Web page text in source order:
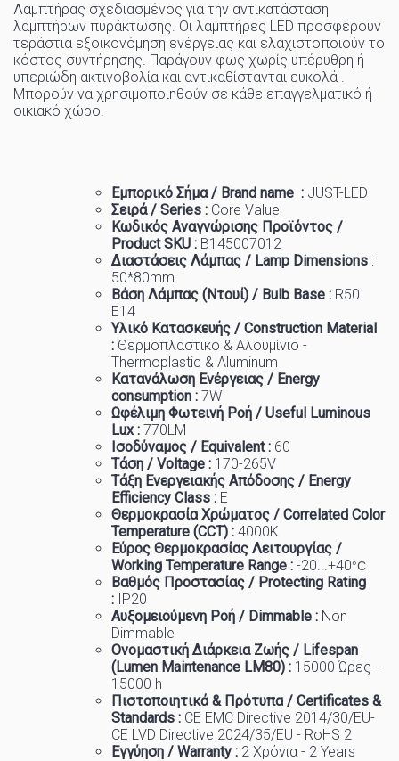
Λαμπτήρας σχεδιασμένος για την αντικατάσταση
λαμπτήρων πυράκτωσης. Οι λαμπτήρες LED προσφέρουν
τεράστια εξοικονόμηση ενέργειας και ελαχιστοποιούν το
κόστος συντήρησης. Παράγουν φως χωρίς υπέρυθρη ή
υπεριώδη ακτινοβολία και αντικαθίστανται ευκολά .
Μπορούν να χρησιμοποιηθούν σε κάθε επαγγελματικό ή
οικιακό χώρo.
Εμπορικό Σήμα / Brand name : JUST-LED
Σειρά / Series : Core Value
Κωδικός Αναγνώρισης Προϊόντος /
Product SKU : B145007012
Διαστάσεις Λάμπας / Lamp Dimensions :
50*80mm
Βάση Λάμπας (Ντουί) / Bulb Base : R50
E14
Υλικό Κατασκευής / Construction Material
: Θερμοπλαστικό & Αλουμίνιο -
Thermoplastic & Aluminum
Κατανάλωση Ενέργειας / Energy
consumption : 7W
Ωφέλιμη Φωτεινή Ροή / Useful Luminous
Lux : 770LM
Ισοδύναμος / Equivalent : 60
Τάση / Voltage : 170-265V
Τάξη Ενεργειακής Απόδοσης / Energy
Efficiency Class : Ε
Θερμοκρασία Χρώματος / Correlated Color
Temperature (CCT) : 4000K
Εύρος Θερμοκρασίας Λειτουργίας /
Working Temperature Range : -20...+40°C
Βαθμός Προστασίας / Protecting Rating
: IP20
Αυξομειούμενη Ροή / Dimmable : Non
Dimmable
Ονομαστική Διάρκεια Ζωής / Lifespan
(Lumen Maintenance LM80) : 1 5000 Ώρες -
15000 h
Πιστοποιητικά & Πρότυπα / Certificates &
Standards : CE EMC Directive 2014/30/EU-
CE LVD Directive 2024/35/EU - RoHS 2
Εγγύηση / Warranty : 2 Χρόνια - 2 Years